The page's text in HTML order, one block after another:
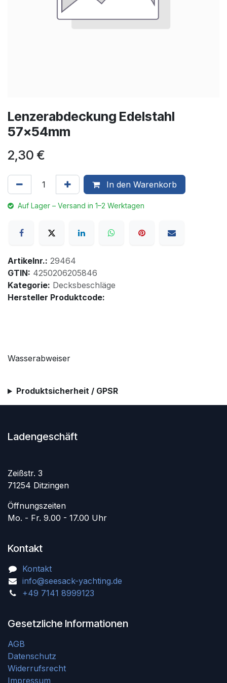
Lenzerabdeckung Edelstahl
57x54mm
2,30 €
In den Warenkorb
Auf Lager – Versand in 1–2 Werktagen
Artikelnr.: 29464
GTIN: 4250206205846
Kategorie: Decksbeschläge
Hersteller Produktcode:
Wasserabweiser
Produktsicherheit / GPSR
Ladengeschäft
Zeißstr. 3
71254 Ditzingen
Öffnungszeiten
Mo. - Fr. 9.00 - 17.00 Uhr
Kontakt
Kontakt
info@seesack-yachting.de
+49 7141 8999123
Gesetzliche Informationen
AGB
Datenschutz
Widerrufsrecht
Impressum